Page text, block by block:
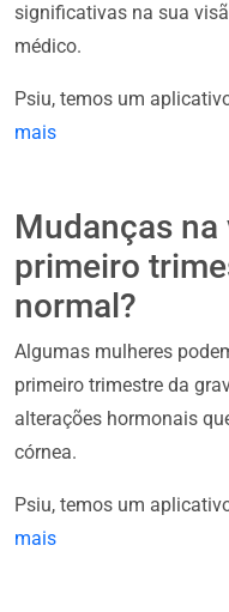
significativas na sua
médico.
Psiu, temos um
mais
Mudanças na
primeiro
normal?
Algumas mulheres
primeiro trimestre da
alterações hormonais
córnea.
Psiu, temos um
mais